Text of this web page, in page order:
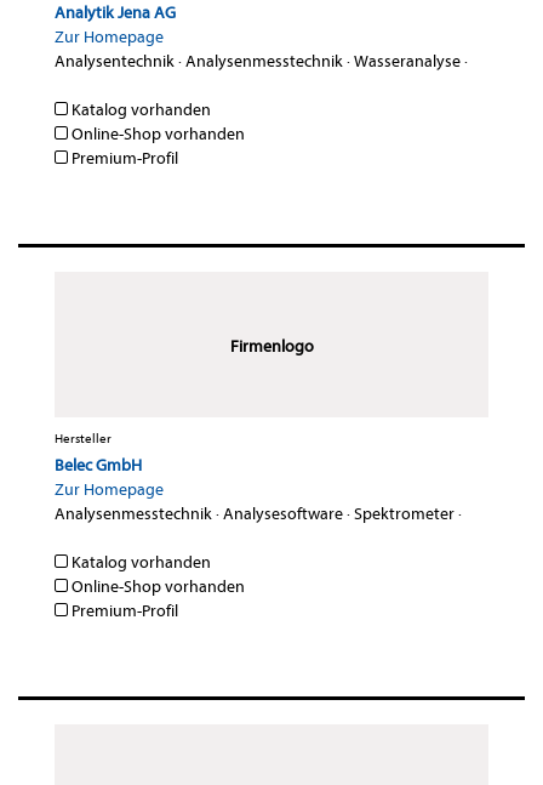
Analytik Jena AG
Zur Homepage
Analysentechnik·Analysenmesstechnik·Wasseranalyse·
Katalog vorhanden
Online-Shop vorhanden
Premium-Profil
Firmenlogo
Hersteller
Belec GmbH
Zur Homepage
Analysenmesstechnik·Analysesoftware·Spektrometer·
Katalog vorhanden
Online-Shop vorhanden
Premium-Profil